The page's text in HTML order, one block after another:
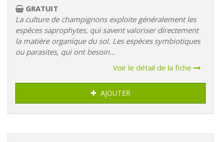
GRATUIT
La culture de champignons exploite généralement les
espèces saprophytes, qui savent valoriser directement
la matière organique du sol. Les espèces symbiotiques
ou parasites, qui ont besoin...
Voir le détail de la fiche
AJOUTER